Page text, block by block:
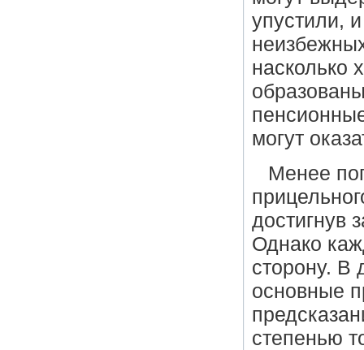
упустили,
насколько
могут
Менее
достигнув
Однако
сторону. В
основные
степенью